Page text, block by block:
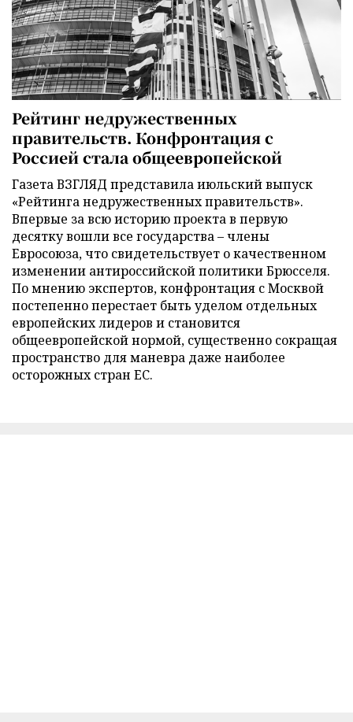
Рейтинг недружественных
правительств. Конфронтация с
Россией стала общеевропейской
Газета ВЗГЛЯД представила июльский выпуск
«Рейтинга недружественных правительств».
Впервые за всю историю проекта в первую
десятку вошли все государства – члены
Евросоюза, что свидетельствует о качественном
изменении антироссийской политики Брюсселя.
По мнению экспертов, конфронтация с Москвой
постепенно перестает быть уделом отдельных
европейских лидеров и становится
общеевропейской нормой, существенно сокращая
пространство для маневра даже наиболее
осторожных стран ЕС.